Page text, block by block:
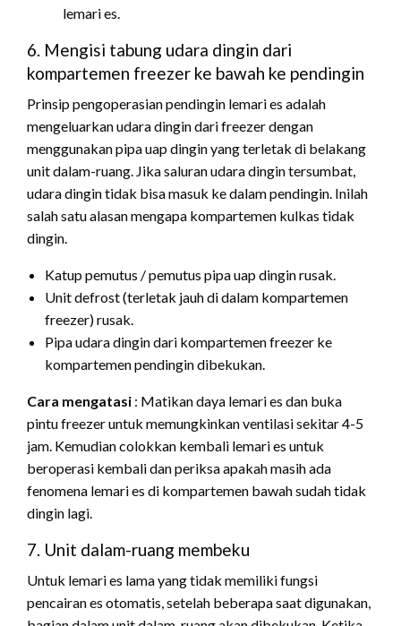
lemari es.
6. Mengisi tabung udara dingin dari
kompartemen freezer ke bawah ke pendingin
Prinsip pengoperasian pendingin lemari es adalah
mengeluarkan udara dingin dari freezer dengan
menggunakan pipa uap dingin yang terletak di belakang
unit dalam-ruang. Jika saluran udara dingin tersumbat,
udara dingin tidak bisa masuk ke dalam pendingin. Inilah
salah satu alasan mengapa kompartemen kulkas tidak
dingin.
Katup pemutus / pemutus pipa uap dingin rusak.
Unit defrost (terletak jauh di dalam kompartemen
freezer) rusak.
Pipa udara dingin dari kompartemen freezer ke
kompartemen pendingin dibekukan.
Cara mengatasi : Matikan daya lemari es dan buka
pintu freezer untuk memungkinkan ventilasi sekitar 4-5
jam. Kemudian colokkan kembali lemari es untuk
beroperasi kembali dan periksa apakah masih ada
fenomena lemari es di kompartemen bawah sudah tidak
dingin lagi.
7. Unit dalam-ruang membeku
Untuk lemari es lama yang tidak memiliki fungsi
pencairan es otomatis, setelah beberapa saat digunakan,